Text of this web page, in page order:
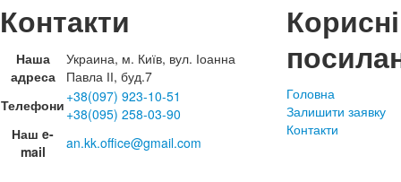
Контакти
Наша
адреса
Украина, м. Київ, вул. Іоанна
Павла ІІ, буд.7
Телефони +38(097) 923-10-51
+38(095) 258-03-90
Наш e-
mail
an.kk.office@gmail.com
Корисні
Головна
Залишити заявку
Контакти